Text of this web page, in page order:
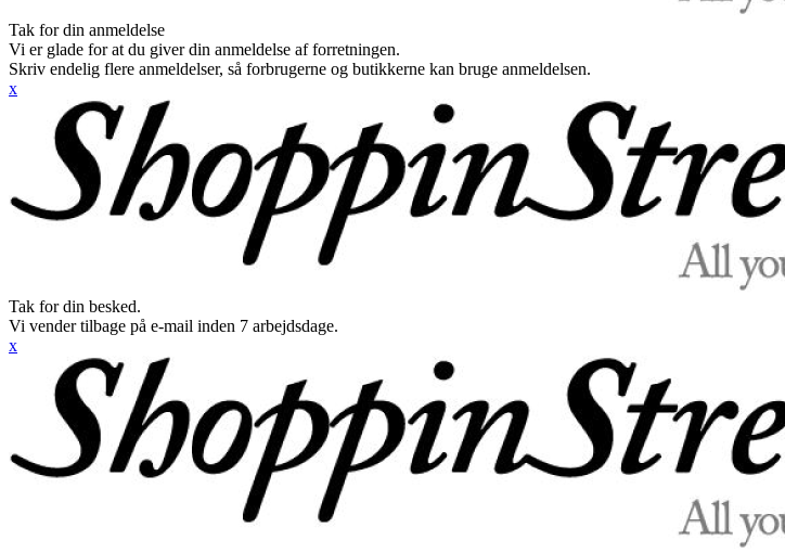
Tak for din anmeldelse
Vi er glade for at du giver din anmeldelse af forretningen.
Skriv endelig flere anmeldelser, så forbrugerne og butikkerne kan bruge anmeldelsen.
x
Tak for din besked.
Vi vender tilbage på e-mail inden 7 arbejdsdage.
x